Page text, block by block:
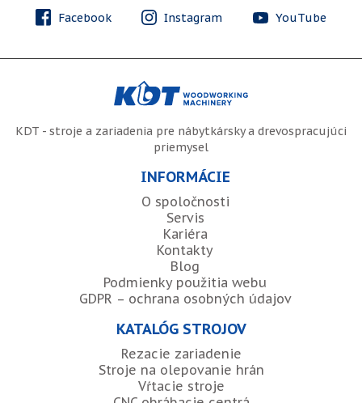
Facebook Instagram YouTube
KDT - stroje a zariadenia pre nábytkársky a drevospracujúci
priemysel
INFORMÁCIE
O spoločnosti
Servis
Kariéra
Kontakty
Blog
Podmienky použitia webu
GDPR – ochrana osobných údajov
KATALÓG STROJOV
Rezacie zariadenie
Stroje na olepovanie hrán
Vŕtacie stroje